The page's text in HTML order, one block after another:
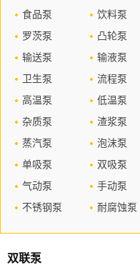
食品泵
饮料泵
罗茨泵
凸轮泵
输送泵
输液泵
卫生泵
流程泵
高温泵
低温泵
杂质泵
渣浆泵
蒸汽泵
泡沫泵
单吸泵
双吸泵
气动泵
手动泵
不锈钢泵
耐腐蚀泵
双联泵